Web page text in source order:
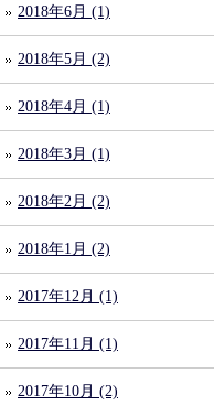
2018年6月 (1)
2018年5月 (2)
2018年4月 (1)
2018年3月 (1)
2018年2月 (2)
2018年1月 (2)
2017年12月 (1)
2017年11月 (1)
2017年10月 (2)